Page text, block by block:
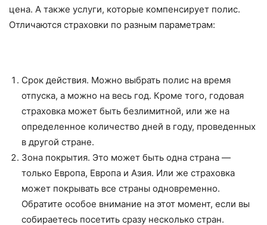
цена. А также услуги, которые компенсирует полис.
Отличаются страховки по разным параметрам:
Срок действия. Можно выбрать полис на время
отпуска, а можно на весь год. Кроме того, годовая
страховка может быть безлимитной, или же на
определенное количество дней в году, проведенных
в другой стране.
Зона покрытия. Это может быть одна страна —
только Европа, Европа и Азия. Или же страховка
может покрывать все страны одновременно.
Обратите особое внимание на этот момент, если вы
собираетесь посетить сразу несколько стран.